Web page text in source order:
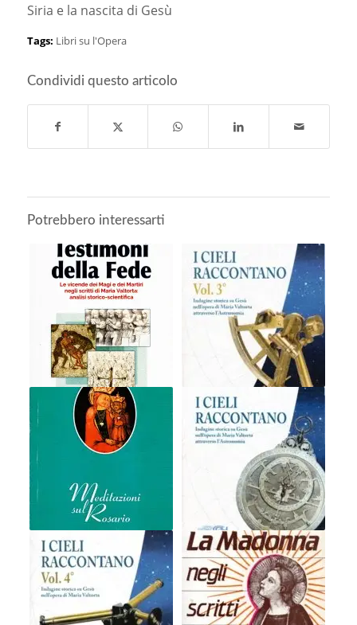
Siria e la nascita di Gesù
Tags: Libri su l'Opera
Condividi questo articolo
Potrebbero interessarti